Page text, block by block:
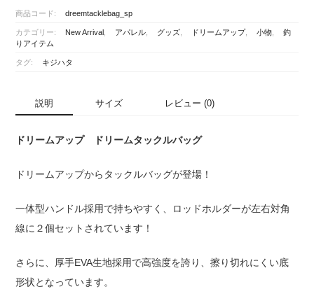
商品コード: dreemtacklebag_sp
カテゴリー: New Arrival アパレル グッズ ドリームアップ 小物
釣
りアイテム
タグ: キジハタ
説明 サイズ レビュー (0)
ドリームアップ ドリームタックルバッグ
ドリームアップからタックルバッグが登場！
一体型ハンドル採用で持ちやすく、ロッドホルダーが左右対角
線に２個セットされています！
さらに、厚手EVA生地採用で高強度を誇り、擦り切れにくい底
形状となっています。